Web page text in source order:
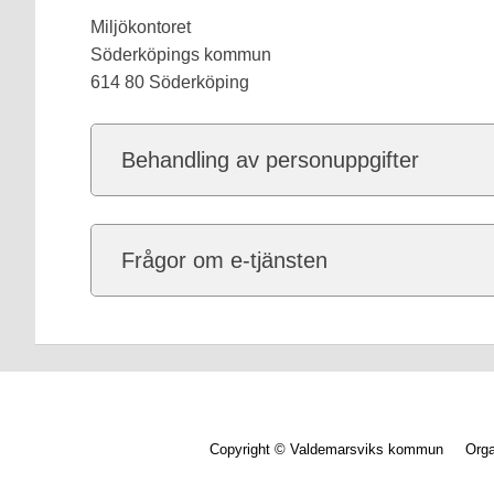
Miljökontoret
Söderköpings kommun
614 80 Söderköping
Behandling av personuppgifter
Frågor om e-tjänsten
Copyright © Valdemarsviks kommun